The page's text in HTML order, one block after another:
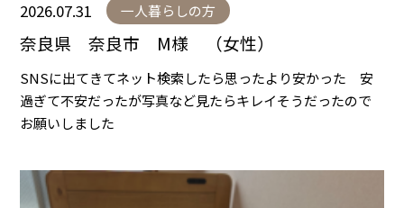
2026.07.31 一人暮らしの方
奈良県 奈良市 M様 （女性）
SNSに出てきてネット検索したら思ったより安かった 安
過ぎて不安だったが写真など見たらキレイそうだったので
お願いしました